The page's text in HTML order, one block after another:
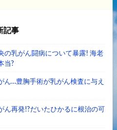
記事
の乳がん闘病について暴露! 海老
当?
ん…豊胸手術が乳がん検査に与え
ん再発!?だいたひかるに根治の可